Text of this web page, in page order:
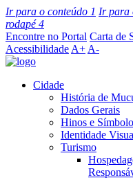
Ir para o conteúdo 1 Ir para
rodapé4
Encontre no Portal Carta de
Acessibilidade A+ A-
Cidade
História de
Dados Gerais
Hinos e
Identidade
Turismo